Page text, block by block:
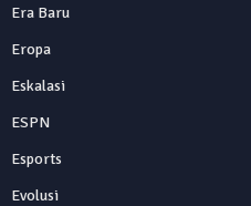
Era Baru
Eropa
Eskalasi
ESPN
Esports
Evolusi